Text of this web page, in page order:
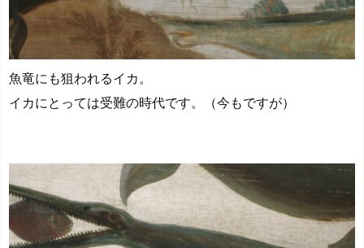
魚竜にも狙われるイカ。
イカにとっては受難の時代です。（今もですが）